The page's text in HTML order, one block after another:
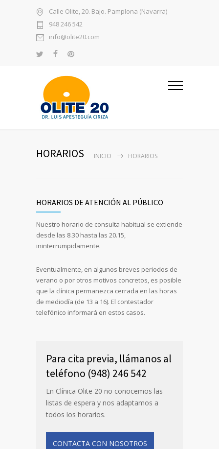
Calle Olite, 20. Bajo. Pamplona (Navarra)
948 246 542
info@olite20.com
HORARIOS INICIO HORARIOS
HORARIOS DE ATENCIÓN AL PÚBLICO
Nuestro horario de consulta habitual se extiende
desde las 8.30 hasta las 20.15,
ininterrumpidamente.
Eventualmente, en algunos breves periodos de
verano o por otros motivos concretos, es posible
que la clínica permanezca cerrada en las horas
de mediodía (de 13 a 16). El contestador
telefónico informará en estos casos.
Para cita previa, llámanos al
teléfono (948) 246 542
En Clínica Olite 20 no conocemos las
listas de espera y nos adaptamos a
todos los horarios.
CONTACTA CON NOSOTROS